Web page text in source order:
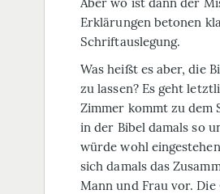
Erklärungenbetonen
Schriftauslegung.
Was heißt es aber, die
zu lassen? Es geht
Zimmer kommt zu dem
in der Bibel damals so
würde wohl
sich damals das
Mann und Frau vor.